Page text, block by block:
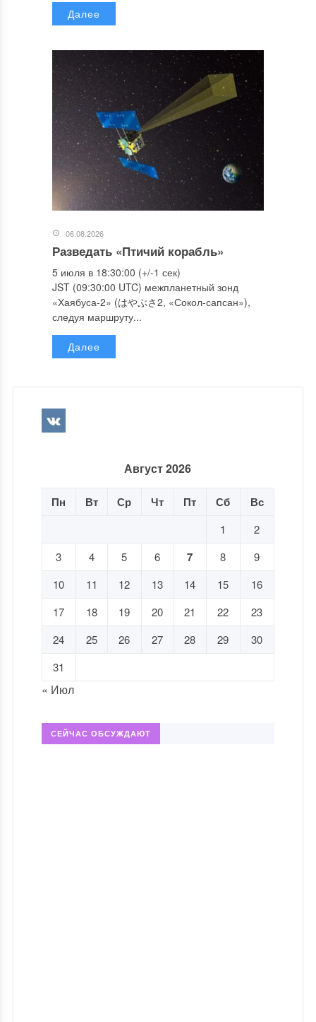
Далее
06.08.2026
Разведать «Птичий корабль»
5 июля в 18:30:00 (+/-1 сек)
JST (09:30:00 UTC) межпланетный зонд
«Хаябуса-2» (はやぶさ2, «Сокол-сапсан»),
следуя маршруту...
Далее
Август 2026
Пн Вт Ср Чт Пт Сб Вс
1
2
3
4 5 6 7 8
9
10
11 12 13 14 15
16
17
18 19 20 21 22
23
24
25 26 27 28 29
30
31
« Июл
СЕЙЧАС ОБСУЖДАЮТ